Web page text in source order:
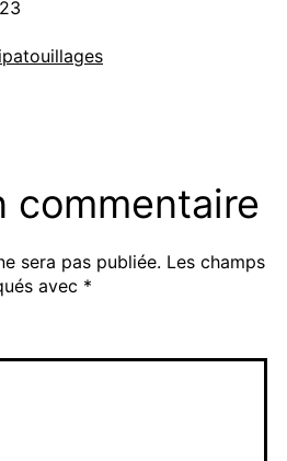
commentaire
sera pas publiée. Les champs
avec *